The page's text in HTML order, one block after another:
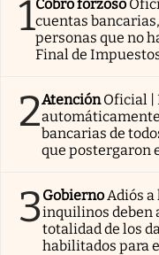
1Cobro forzoso
cuentas
personas que no
Final de
2AtenciónOficial |
bancarias de
que postergaron
3GobiernoAdiós a
inquilinos deben
totalidad de los
habilitados para